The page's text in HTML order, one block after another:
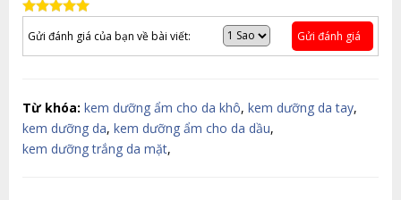
Gửi đánh giá của bạn về bài viết: Gửi đánh giá
Từ khóa: kem dưỡng ẩm cho da khô, kem dưỡng da tay,
kem dưỡng da, kem dưỡng ẩm cho da dầu,
kem dưỡng trắng da mặt,